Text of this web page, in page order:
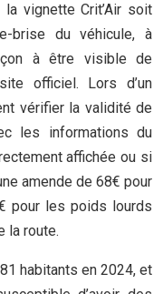
vignette Crit’Air soit
brise du véhicule, à
à être visible de
officiel. Lors d’un
vérifier la validité de
les informations du
affichée ou si
amende de 68€ pour
pour les poids lourds
la route.
habitants en 2024, et